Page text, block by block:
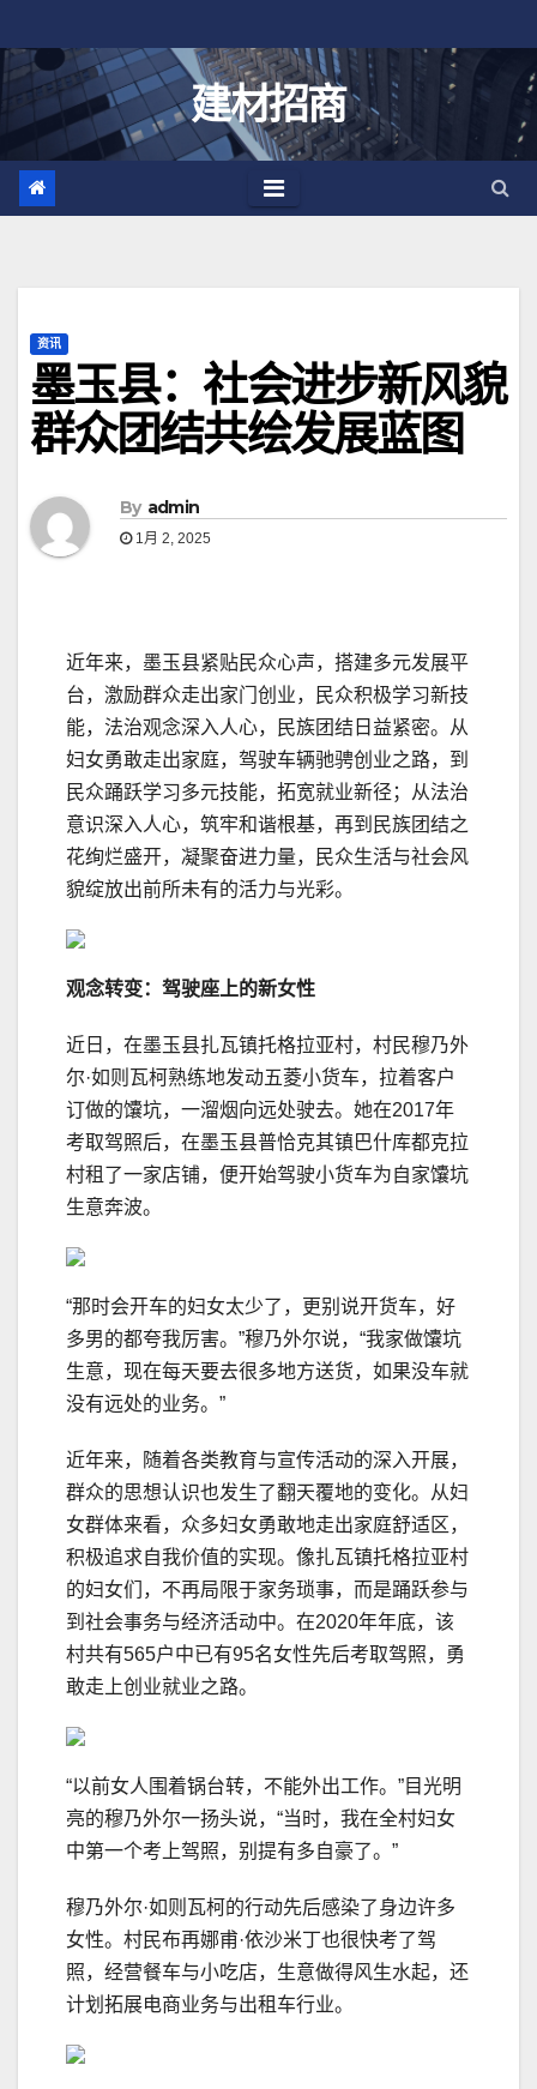
至
建材招商
资讯
墨玉县：社会进步新风貌
群众团结共绘发展蓝图
By admin
1月 2, 2025
近年来，墨玉县紧贴民众心声，搭建多元发展平
台，激励群众走出家门创业，民众积极学习新技
能，法治观念深入人心，民族团结日益紧密。从
妇女勇敢走出家庭，驾驶车辆驰骋创业之路，到
民众踊跃学习多元技能，拓宽就业新径；从法治
意识深入人心，筑牢和谐根基，再到民族团结之
花绚烂盛开，凝聚奋进力量，民众生活与社会风
貌绽放出前所未有的活力与光彩。
观念转变：驾驶座上的新女性
近日，在墨玉县扎瓦镇托格拉亚村，村民穆乃外
尔·如则瓦柯熟练地发动五菱小货车，拉着客户
订做的馕坑，一溜烟向远处驶去。她在2017年
考取驾照后，在墨玉县普恰克其镇巴什库都克拉
村租了一家店铺，便开始驾驶小货车为自家馕坑
生意奔波。
“那时会开车的妇女太少了，更别说开货车，好
多男的都夸我厉害。”穆乃外尔说，“我家做馕坑
生意，现在每天要去很多地方送货，如果没车就
没有远处的业务。”
近年来，随着各类教育与宣传活动的深入开展，
群众的思想认识也发生了翻天覆地的变化。从妇
女群体来看，众多妇女勇敢地走出家庭舒适区，
积极追求自我价值的实现。像扎瓦镇托格拉亚村
的妇女们，不再局限于家务琐事，而是踊跃参与
到社会事务与经济活动中。在2020年年底，该
村共有565户中已有95名女性先后考取驾照，勇
敢走上创业就业之路。
“以前女人围着锅台转，不能外出工作。”目光明
亮的穆乃外尔一扬头说，“当时，我在全村妇女
中第一个考上驾照，别提有多自豪了。”
穆乃外尔·如则瓦柯的行动先后感染了身边许多
女性。村民布再娜甫·依沙米丁也很快考了驾
照，经营餐车与小吃店，生意做得风生水起，还
计划拓展电商业务与出租车行业。